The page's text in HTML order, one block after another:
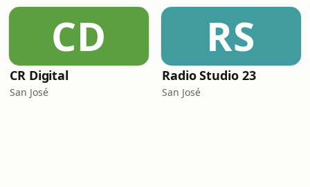
CD
CR Digital
San José
RS
Radio Studio 23
San José